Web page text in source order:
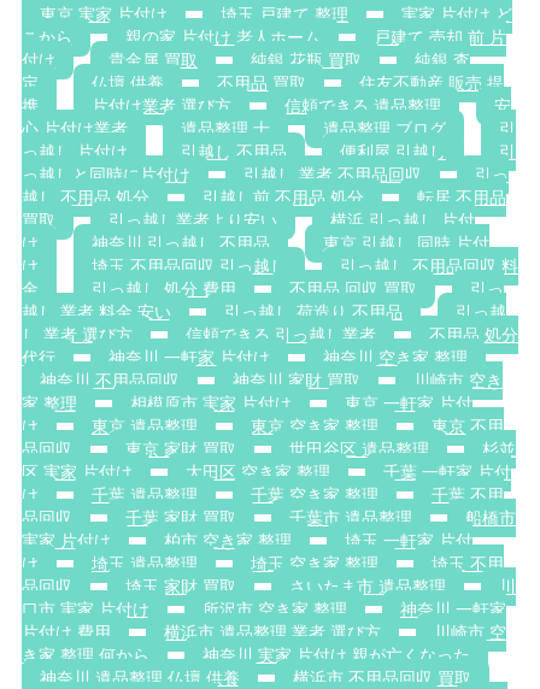
東京 実家 片付け
埼玉 戸建て 整理
実家 片付け ど
こから
親の家 片付け 老人ホーム
戸建て 売却 前 片
付け
貴金属 買取 純銀 花瓶 買取
純銀 査
定
仏壇 供養 不用品 買取
住友不動産 販売 提
携
片付け業者 選び方 信頼できる 遺品整理
安
心 片付け業者
遺品整理 士 遺品整理 ブログ
引
っ越し 片付け
引越し 不用品 便利屋 引越し
引
っ越しと同時に片付け
引越し 業者 不用品回収
引っ
越し 不用品 処分
引越し前 不用品 処分
転居 不用品
買取
引っ越し業者より安い
横浜 引っ越し 片付
け
神奈川 引っ越し 不用品
東京 引越し 同時 片付
け
埼玉 不用品回収 引っ越し
引っ越し 不用品回収 料
金
引っ越し 処分 費用 不用品 回収 買取
引っ
越し 業者 料金 安い
引っ越し 荷造り 不用品
引っ越
し 業者 選び方
信頼できる 引っ越し業者
不用品 処分
代行
神奈川 一軒家 片付け
神奈川 空き家 整理
神奈川 不用品回収
神奈川 家財 買取
川崎市 空き
家 整理
相模原市 実家 片付け
東京 一軒家 片付
け
東京 遺品整理 東京 空き家 整理
東京 不用
品回収
東京 家財 買取 世田谷区 遺品整理
杉並
区 実家 片付け
大田区 空き家 整理
千葉 一軒家 片付
け
千葉 遺品整理 千葉 空き家 整理
千葉 不用
品回収
千葉 家財 買取 千葉市 遺品整理
船橋市
実家 片付け
柏市 空き家 整理
埼玉 一軒家 片付
け
埼玉 遺品整理 埼玉 空き家 整理
埼玉 不用
品回収
埼玉 家財 買取 さいたま市 遺品整理
川
口市 実家 片付け
所沢市 空き家 整理
神奈川 一軒家
片付け 費用
横浜市 遺品整理 業者 選び方
川崎市 空
き家 整理 何から
神奈川 実家 片付け 親が亡くなった
神奈川 遺品整理 仏壇 供養
横浜市 不用品回収 買取